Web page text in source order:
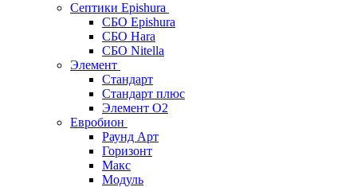
Септики Epishura
СБО Epishura
СБО Hara
СБО Nitella
Элемент
Стандарт
Стандарт плюс
Элемент О2
Евробион
Раунд Арт
Горизонт
Макс
Модуль